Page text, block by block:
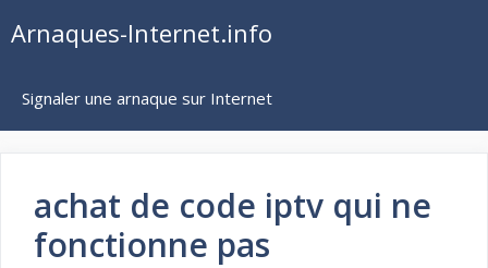
auArnaques-Internet.info
Signaler une arnaque sur Internet
achat de code iptv qui ne
fonctionne pas